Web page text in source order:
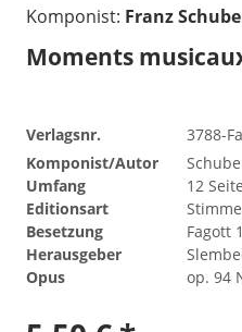
Komponist: Franz
Moments
Verlagsnr.
3788-
Komponist/Autor
Umfang
12
Editionsart
Stimme
Besetzung
Fagott
Herausgeber
Opus
op. 94